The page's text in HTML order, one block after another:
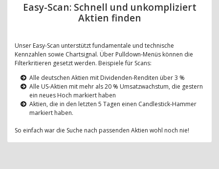
Easy-Scan: Schnell und unkompliziert
Aktien finden
Unser Easy-Scan unterstützt fundamentale und technische
Kennzahlen sowie Chartsignal. Über Pulldown-Menüs können die
Filterkritieren gesetzt werden. Beispiele für Scans:
Alle deutschen Aktien mit Dividenden-Renditen über 3 %
Alle US-Aktien mit mehr als 20 % Umsatzwachstum, die gestern
ein neues Hoch markiert haben
Aktien, die in den letzten 5 Tagen einen Candlestick-Hammer
markiert haben.
So einfach war die Suche nach passenden Aktien wohl noch nie!